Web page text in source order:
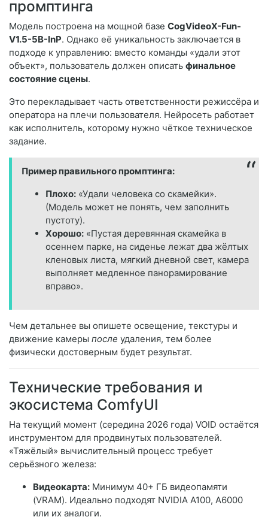
промптинга
Модель построена на мощной базе CogVideoX-Fun-
V1.5-5B-InP. Однако её уникальность заключается в
подходе к управлению: вместо команды «удали этот
объект», пользователь должен описать финальное
состояние сцены.
Это перекладывает часть ответственности режиссёра и
оператора на плечи пользователя. Нейросеть работает
как исполнитель, которому нужно чёткое техническое
задание.
Пример правильного промптинга:
Плохо: «Удали человека со скамейки».
(Модель может не понять, чем заполнить
пустоту).
Хорошо: «Пустая деревянная скамейка в
осеннем парке, на сиденье лежат два жёлтых
кленовых листа, мягкий дневной свет, камера
выполняет медленное панорамирование
вправо».
Чем детальнее вы опишете освещение, текстуры и
движение камеры после удаления, тем более
физически достоверным будет результат.
Технические требования и
экосистема ComfyUI
На текущий момент (середина 2026 года) VOID остаётся
инструментом для продвинутых пользователей.
«Тяжёлый» вычислительный процесс требует
серьёзного железа:
Видеокарта: Минимум 40+ ГБ видеопамяти
(VRAM). Идеально подходят NVIDIA A100, A6000
или их аналоги.